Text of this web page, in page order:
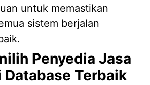
untuk memastikan
sistem berjalan
Penyedia Jasa
Terbaik